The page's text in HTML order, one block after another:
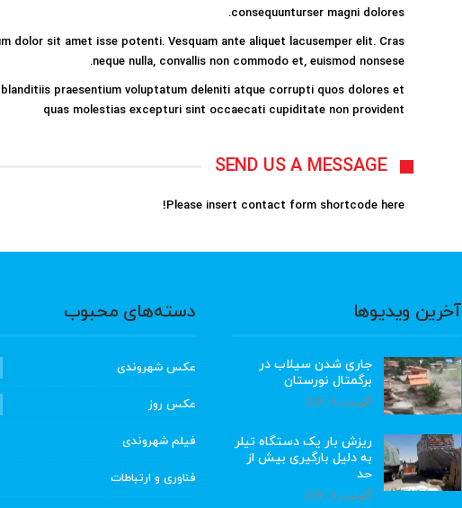
consequunturser magni dolores.
dolor sit amet isse potenti. Vesquam ante aliquet lacusemper elit. Cras
neque nulla, convallis non commodo et, euismod nonsese.
praesentium voluptatum deleniti atque corrupti quos dolores et
quas molestias excepturi sint occaecati cupiditate non provident
SEND US A MESSAGE
Please insert contact form shortcode here!
آخرین ویدیوها
جاری شدن سیلاب در
برگمتال نورستان
آگوست 6, 2026
ریزش بار یک دستگاه تیلر
به دلیل بارگیری بیش از
حد
آگوست 6, 2026
دسته‌های محبوب
عکس شهروندی
عکس روز
فیلم شهروندی
فناوری و ارتباطات